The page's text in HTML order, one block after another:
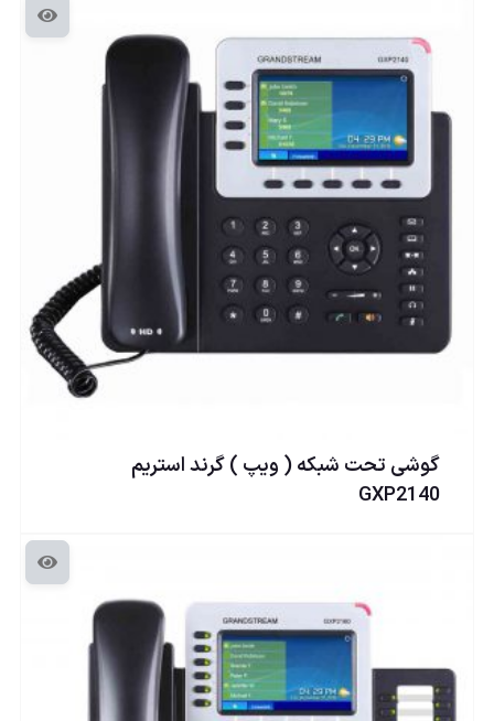
گوشی تحت شبكه ( ويپ ) گرند استریم
GXP2140